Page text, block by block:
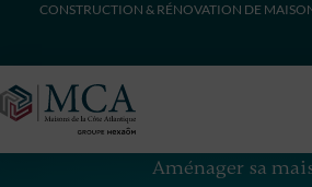
CONSTRUCTION & RÉNOVATION DE
Aménager sa